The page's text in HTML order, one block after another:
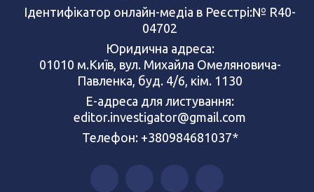
Ідентифікатор онлайн-медіа в Реєстрі:№ R40-
04702
Юридична адреса:
01010 м.Київ, вул. Михайла Омеляновича-
Павленка, буд. 4/6, кім. 1130
Е-адреса для листування:
editor.investigator@gmail.com
Телефон: +380984681037*